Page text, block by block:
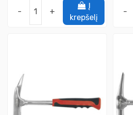
- +
Į
krepšelį
-